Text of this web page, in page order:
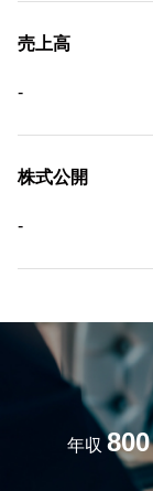
売上高
-
株式公開
-
年収 800